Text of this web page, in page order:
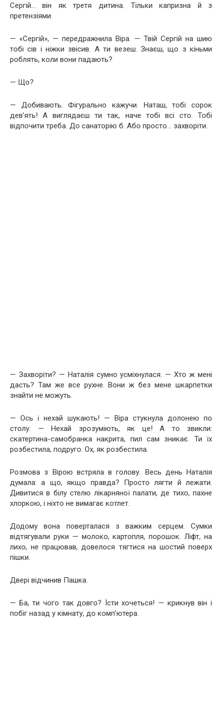
Сергій… він як третя дитина. Тільки капризна й з
претензіями.
— «Сергій», — передражнила Віра. — Твій Сергій на шию
тобі сів і ніжки звісив. А ти везеш. Знаєш, що з кіньми
роблять, коли вони падають?
— Що?
— Добивають. Фігурально кажучи. Наташ, тобі сорок
дев’ять! А виглядаєш ти так, наче тобі всі сто. Тобі
відпочити треба. До санаторію б. Або просто… захворіти.
— Захворіти? — Наталія сумно усміхнулася. — Хто ж мені
дасть? Там же все рухне. Вони ж без мене шкарпетки
знайти не можуть.
— Ось і нехай шукають! — Віра стукнула долонею по
столу. — Нехай зрозуміють, як це! А то звикли:
скатертина-самобранка накрита, пил сам зникає. Ти їх
розбестила, подруго. Ох, як розбестила.
Розмова з Вірою встряла в голову. Весь день Наталія
думала: а що, якщо правда? Просто лягти й лежати.
Дивитися в білу стелю лікарняної палати, де тихо, пахне
хлоркою, і ніхто не вимагає котлет.
Додому вона поверталася з важким серцем. Сумки
відтягували руки — молоко, картопля, порошок. Ліфт, на
лихо, не працював, довелося тягтися на шостий поверх
пішки.
Двері відчинив Пашка.
— Ба, ти чого так довго? Їсти хочеться! — крикнув він і
побіг назад у кімнату, до комп’ютера.